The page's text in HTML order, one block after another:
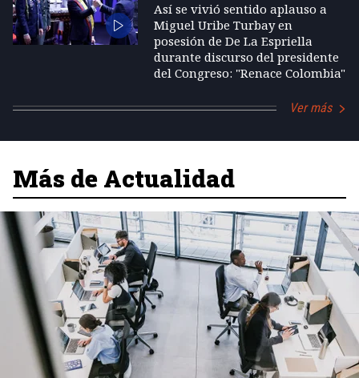
Así se vivió sentido aplauso a
Miguel Uribe Turbay en
posesión de De La Espriella
durante discurso del presidente
del Congreso: "Renace Colombia"
Ver más
Más de Actualidad